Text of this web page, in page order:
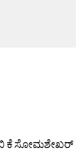
ಬಿ ಕೆ ಸೋಮಶೇಖರ್